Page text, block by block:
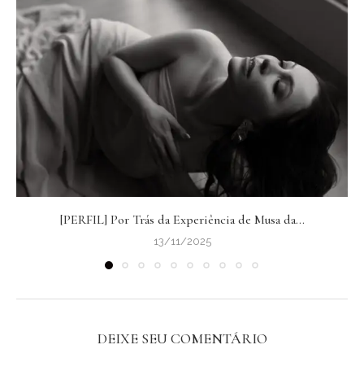
[PERFIL] Por Trás da Experiência de Musa da...
13/11/2025
DEIXE SEU COMENTÁRIO